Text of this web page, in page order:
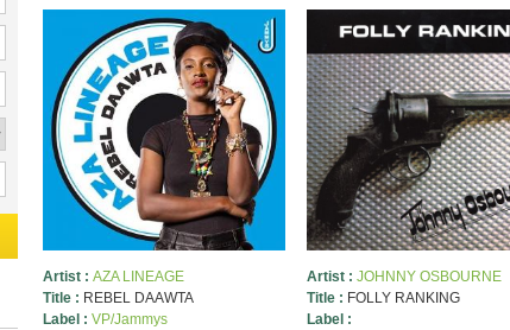
Artist :AZA LINEAGE
Title : REBEL DAAWTA
Label :VP/Jammys
Artist : JOHNNY OSBOURNE
Title : FOLLY RANKING
Label :